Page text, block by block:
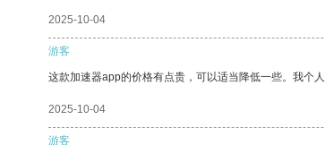
2025-10-04
游客
这款加速器app的价格有点贵，可以适当降低一些。我个
2025-10-04
游客